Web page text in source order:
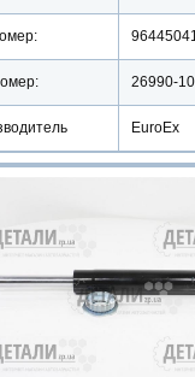
96445041
EuroEx